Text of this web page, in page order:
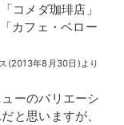
コメダ珈琲店」
カフェ・ベロー
(2013年8月30日)より
ーのバリエーシ
と思いますが、